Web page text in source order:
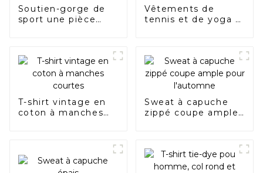
Soutien-gorge de
sport une pièce
Vêtements de
tennis et de yoga à
T-shirt vintage en
coton à manches
Sweat à capuche
zippé coupe ample